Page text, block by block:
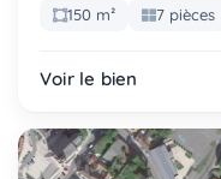
150 m² 7 pièces
Voir le bien